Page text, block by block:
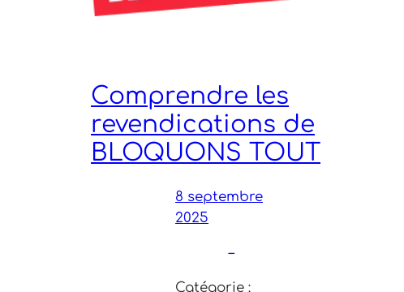
Comprendre les
revendications de
BLOQUONS TOUT
8 septembre
2025
–
Catégorie :